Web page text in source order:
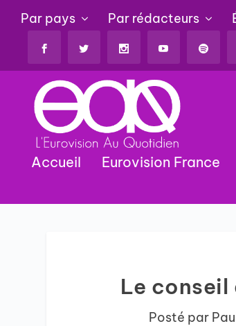
Par pays Par rédacteurs
Accueil Eurovision France
Le
Posté par